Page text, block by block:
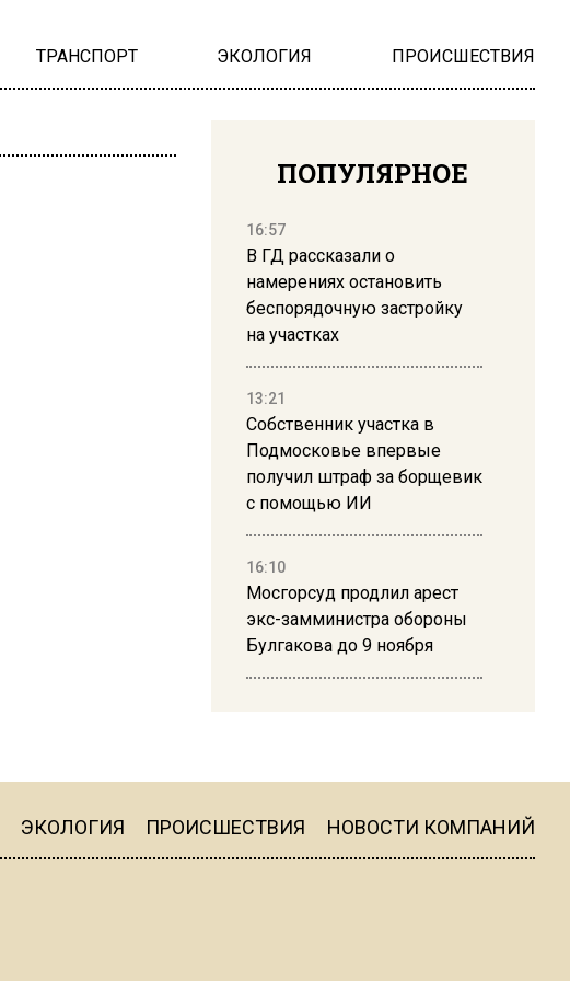
ТРАНСПОРТ ЭКОЛОГИЯ ПРОИСШЕСТВИЯ
ПОПУЛЯРНОЕ
16:57
В ГД рассказали о
намерениях остановить
беспорядочную застройку
на участках
13:21
Собственник участка в
Подмосковье впервые
получил штраф за борщевик
с помощью ИИ
16:10
Мосгорсуд продлил арест
экс-замминистра обороны
Булгакова до 9 ноября
16:19
ЭКОЛОГИЯ ПРОИСШЕСТВИЯ НОВОСТИ КОМПАНИЙ